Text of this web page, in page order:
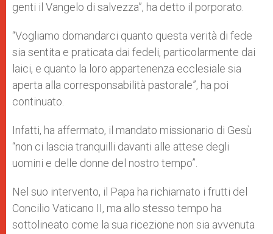
genti il Vangelo di salvezza”, ha detto il porporato.
“Vogliamo domandarci quanto questa verità di fede
sia sentita e praticata dai fedeli, particolarmente dai
laici, e quanto la loro appartenenza ecclesiale sia
aperta alla corresponsabilità pastorale”, ha poi
continuato.
Infatti, ha affermato, il mandato missionario di Gesù
“non ci lascia tranquilli davanti alle attese degli
uomini e delle donne del nostro tempo”.
Nel suo intervento, il Papa ha richiamato i frutti del
Concilio Vaticano II, ma allo stesso tempo ha
sottolineato come la sua ricezione non sia avvenuta